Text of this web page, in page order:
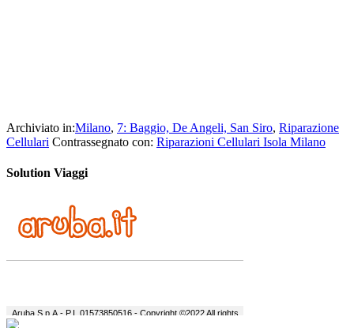
Archiviato in:Milano, 7: Baggio, De Angeli, San Siro, Riparazione
Cellulari Contrassegnato con: Riparazioni Cellulari Isola Milano
Solution Viaggi